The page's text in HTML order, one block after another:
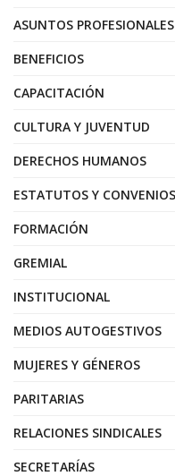
ASUNTOS PROFESIONALES
BENEFICIOS
CAPACITACIÓN
CULTURA Y JUVENTUD
DERECHOS HUMANOS
ESTATUTOS Y CONVENIOS
FORMACIÓN
GREMIAL
INSTITUCIONAL
MEDIOS AUTOGESTIVOS
MUJERES Y GÉNEROS
PARITARIAS
RELACIONES SINDICALES
SECRETARÍAS